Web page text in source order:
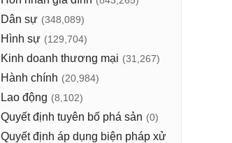
Dân sự (348,089)
Hình sự (129,704)
Kinh doanh thương mại (31,267)
Hành chính (20,984)
Lao động (8,102)
Quyết định tuyên bố phá sản (0)
Quyết định áp dụng biện pháp xử